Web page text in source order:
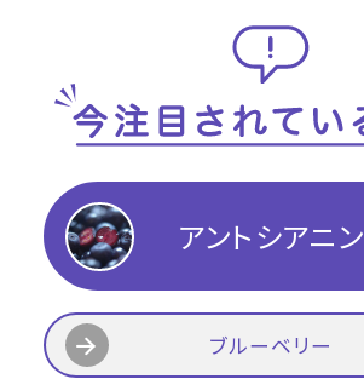
アントシアニン
ブルーベリー